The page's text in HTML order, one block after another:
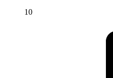
10